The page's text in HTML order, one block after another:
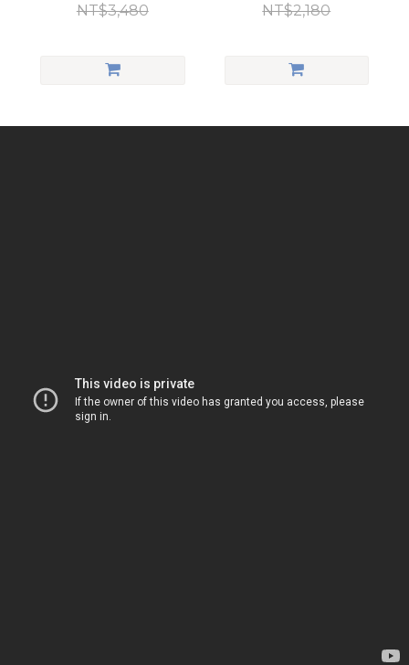
NT$3,480
NT$2,180